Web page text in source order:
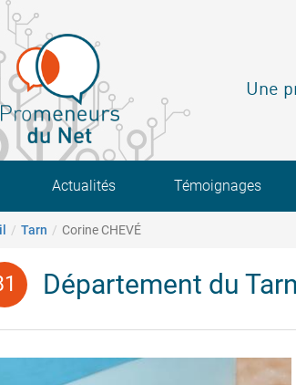
Une
navigation
Actualités Témoignages
Tarn Corine CHEVÉ
Département du Tarn